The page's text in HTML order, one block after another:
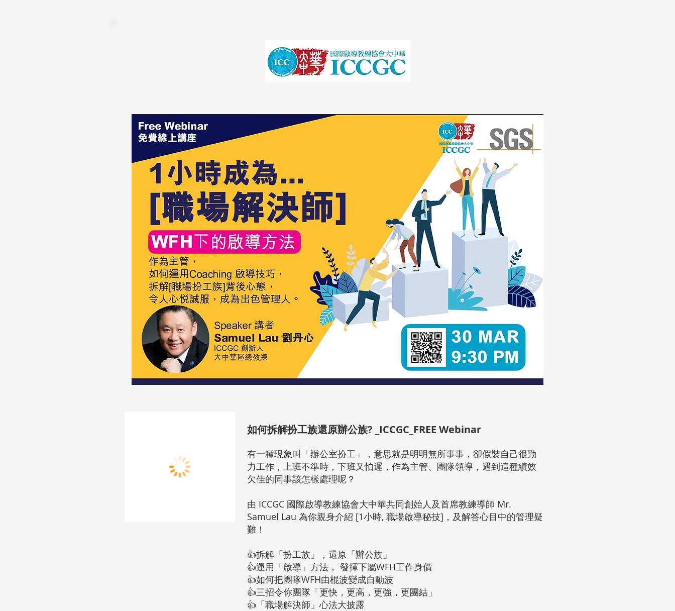
如何拆解扮工族還原辦公族? _ICCGC_FREE Webinar
有一種現象叫「辦公室扮工」，意思就是明明無所事事，卻假裝自己很勤
力工作，上班不準時，下班又怕遲，作為主管、團隊領導，遇到這種績效
欠佳的同事該怎樣處理呢？
由 ICCGC 國際啟導教練協會大中華共同創始人及首席教練導師 Mr.
Samuel Lau 為你親身介紹 [1小時, 職場啟導秘技]，及解答心目中的管理疑
難！
👍拆解「扮工族」，還原「辦公族」
👍運用「啟導」方法， 發揮下屬WFH工作身價
👍如何把團隊WFH由棍波變成自動波
👍三招令你團隊「更快，更高，更強，更團結」
👍「職場解決師」心法大披露